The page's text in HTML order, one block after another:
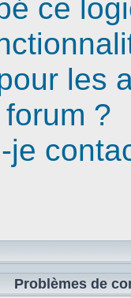
ce
les
?
je
Problèmes de